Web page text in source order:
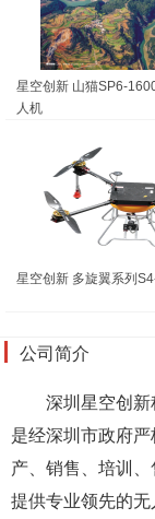
星空创新 山猫SP6-
人机
星空创新 多旋翼系列
公司简介
深圳星空创新
是经深圳市政府
产、销售、培训
提供专业领先的